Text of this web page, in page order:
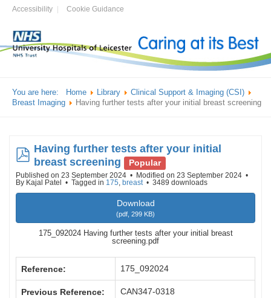
Accessibility Cookie Guidance
You are here: Home Library
Clinical Support & Imaging (CSI)
Breast Imaging
Having further tests after your initial breast screening
pdf
Having further tests after your initial
breast screening
Popular
Published on 23 September 2024
Modified on 23 September 2024
By Kajal Patel Tagged in 175, breast 3489 downloads
Download
(pdf, 299 KB)
175_092024 Having further tests after your initial breast
screening.pdf
Reference: 175_092024
Previous Reference: CAN347-0318